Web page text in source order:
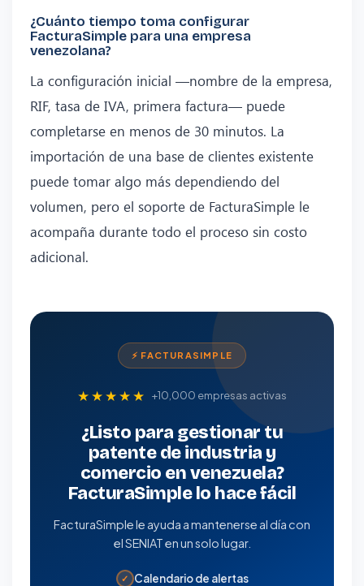
¿Cuánto tiempo toma configurar
FacturaSimple para una empresa
venezolana?
La configuración inicial —nombre de la empresa,
RIF, tasa de IVA, primera factura— puede
completarse en menos de 30 minutos. La
importación de una base de clientes existente
puede tomar algo más dependiendo del
volumen, pero el soporte de FacturaSimple le
acompaña durante todo el proceso sin costo
adicional.
⚡ FACTURASIMPLE
★★★★★ +10,000 empresas activas
¿Listo para gestionar tu
patente de industria y
comercio en venezuela?
FacturaSimple lo hace fácil
FacturaSimple le ayuda a mantenerse al día con
el SENIAT en un solo lugar.
✓ Calendario de alertas